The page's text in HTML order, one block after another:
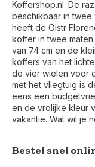
Koffershop.nl. De
beschikbaar in twee
heeft de Oistr
koffer in twee
van 74 cm en de
koffers van het
de vier wielen voor
met het vliegtuig is
eens een
en de vrolijke kleur
vakantie. Wat wil je
Bestel snel